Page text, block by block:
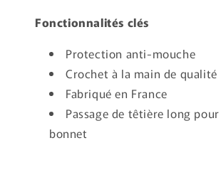
Fonctionnalités clés
Protection anti-mouche
Crochet à la main de qualité
Fabriqué en France
Passage de têtière long
bonnet